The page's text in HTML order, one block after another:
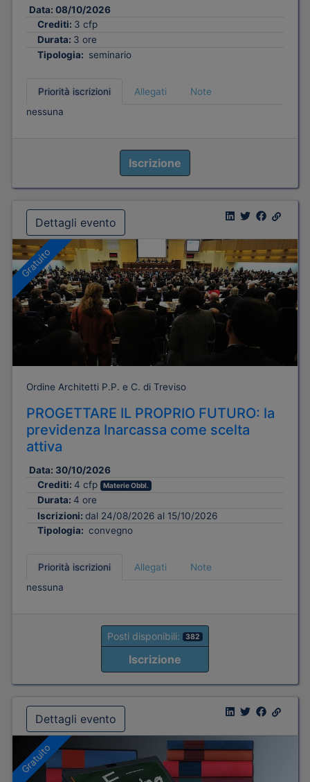
Data: 08/10/2026
Crediti: 3 cfp
Durata: 3 ore
Tipologia: seminario
Priorità iscrizioni Allegati
Note
nessuna
Iscrizione
Dettagli evento
Gratuito
Ordine Architetti P.P. e C. di Treviso
PROGETTARE IL PROPRIO FUTURO: la
previdenza Inarcassa come scelta
attiva
Data: 30/10/2026
Crediti: 4 cfp Materie Obbl.
Durata: 4 ore
Iscrizioni: dal 24/08/2026 al 15/10/2026
Tipologia: convegno
Priorità iscrizioni Allegati
Note
nessuna
Posti disponibili: 382
Iscrizione
Dettagli evento
Gratuito